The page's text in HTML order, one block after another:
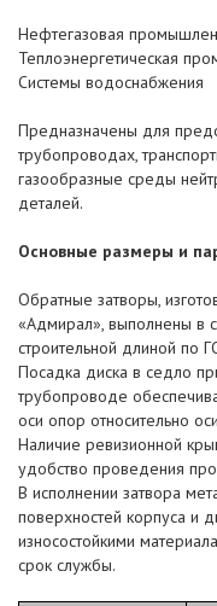
Нефтегазовая
Теплоэнергетическая
Системы водоснабжения
Предназначены для
трубопроводах,
газообразные среды
деталей.
Основные размеры и
Обратные затворы,
«Адмирал», выполнены в
строительной длиной по
Посадка диска в седло
трубопроводе
оси опор относительно
Наличие ревизионной
удобство проведения
В исполнении затвора
поверхностей корпуса и
износостойкими
срок службы.